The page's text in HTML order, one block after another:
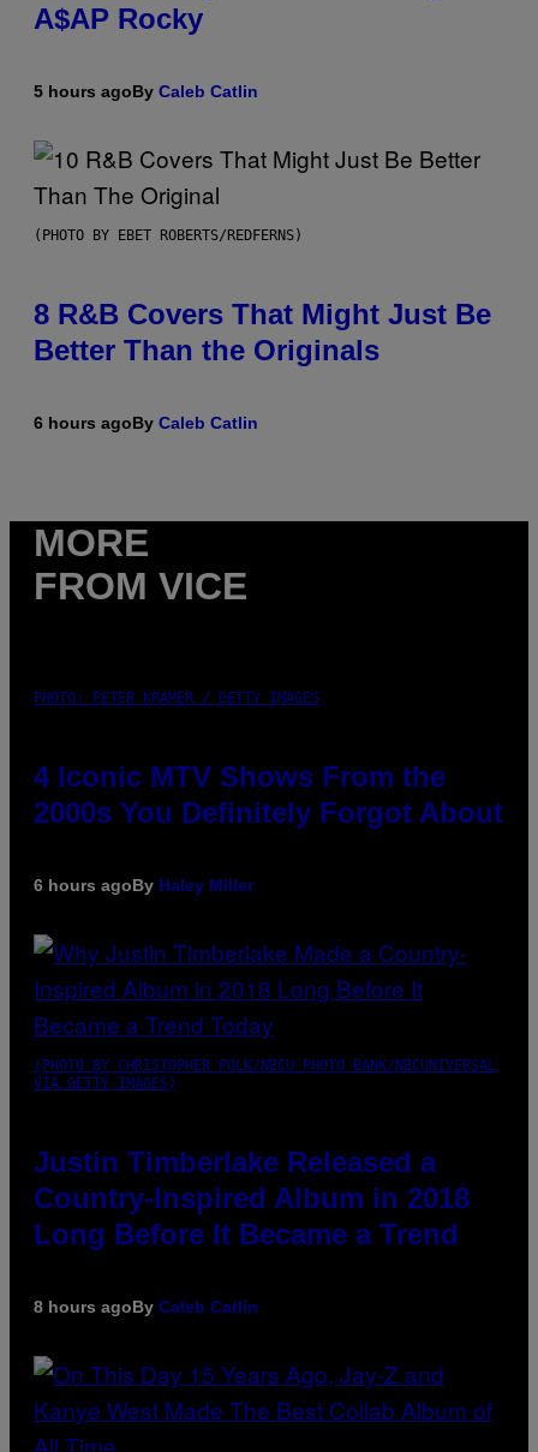
A$AP Rocky
5 hours agoBy Caleb Catlin
(PHOTO BY EBET ROBERTS/REDFERNS)
8 R&B Covers That Might Just Be
Better Than the Originals
6 hours agoBy Caleb Catlin
MORE
FROM VICE
PHOTO: PETER KRAMER / GETTY IMAGES
4 Iconic MTV Shows From the
2000s You Definitely Forgot About
6 hours agoBy Haley Miller
(PHOTO BY CHRISTOPHER POLK/NBCU PHOTO BANK/NBCUNIVERSAL
VIA GETTY IMAGES)
Justin Timberlake Released a
Country-Inspired Album in 2018
Long Before It Became a Trend
8 hours agoBy Caleb Catlin